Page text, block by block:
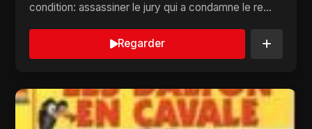
condition: assassiner le jury qui a condamne le re...
Regarder